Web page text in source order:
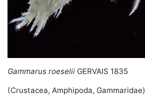
Gammarus roeselii GERVAIS 1835
(Crustacea, Amphipoda, Gammaridae)